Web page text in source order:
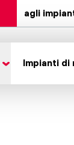
agli
Impianti di